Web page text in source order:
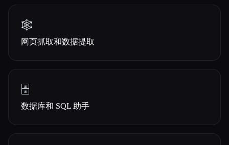
🕸️
网页抓取和数据提取
🗄️
数据库和 SQL 助手